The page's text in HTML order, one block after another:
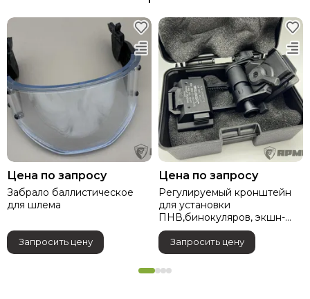
Цена по запросу
Забрало баллистическое
для шлема
Запросить цену
Цена по запросу
Регулируемый кронштейн
для установки
ПНВ,бинокуляров, экшн-
камер GO-PRO
Запросить цену